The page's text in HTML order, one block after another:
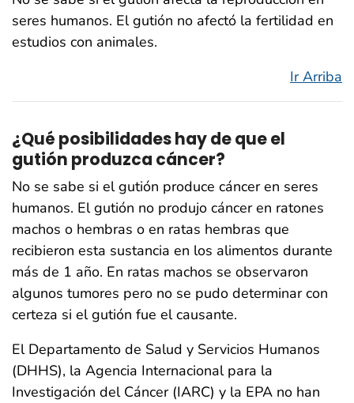
seres humanos. El gutión no afectó la fertilidad en
estudios con animales.
Ir Arriba
¿Qué posibilidades hay de que el
gutión produzca cáncer?
No se sabe si el gutión produce cáncer en seres
humanos. El gutión no produjo cáncer en ratones
machos o hembras o en ratas hembras que
recibieron esta sustancia en los alimentos durante
más de 1 año. En ratas machos se observaron
algunos tumores pero no se pudo determinar con
certeza si el gutión fue el causante.
El Departamento de Salud y Servicios Humanos
(DHHS), la Agencia Internacional para la
Investigación del Cáncer (IARC) y la EPA no han